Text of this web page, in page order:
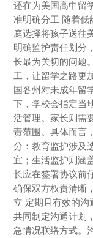
还在为美国高中留
准明确分工 随着低
庭选择将孩子送往
明确监护责任划分
长最为关切的问题
工，让留学之路更
国各州对未成年留
下，学校会指定当
活管理。家长则需
责范围。具体而言
分：教育监护涉及
宜；生活监护则涵
长应在签署协议前
确保双方权责清晰
立 定期且有效的沟
共同制定沟通计划
急情况联络方式。